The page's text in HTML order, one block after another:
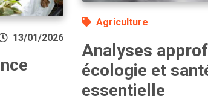
13/01/2026
Agriculture
Analyses
écologie et
essentielle